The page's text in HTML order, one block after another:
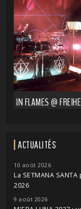
IN FLAMES @
ACTUALITÉS
10 août 2026
La SETMANA
2026
9 août 2026